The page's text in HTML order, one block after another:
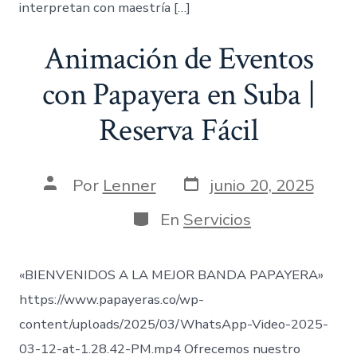
interpretan con maestría […]
Animación de Eventos
con Papayera en Suba |
Reserva Fácil
AutorPor Lenner Fecha
de
publicación
junio 20, 2025
Categorías
En Servicios
«BIENVENIDOS A LA MEJOR BANDA PAPAYERA»
https://www.papayeras.co/wp-
content/uploads/2025/03/WhatsApp-Video-2025-
03-12-at-1.28.42-PM.mp4 Ofrecemos nuestro